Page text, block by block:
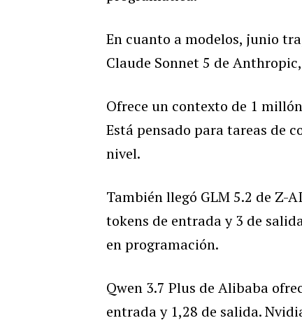
En cuanto a modelos, junio
Claude Sonnet 5 de
Ofrece un contexto de 1
Está pensado para tareas de
nivel.
También llegó GLM 5.2 de Z-
tokens de entrada y 3 de
en programación.
Qwen 3.7 Plus de Alibaba
entrada y 1,28 de salida.